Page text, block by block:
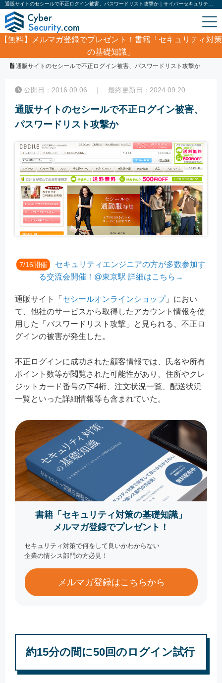
【無料】
メルマガ登録でプレゼント！書籍「セキュリティ対策
の基礎知識」
サイバーセキュリティ・情報漏洩ニュース
通販サイトのセシールで不正ログイン被害、パスワードリスト攻撃か
公開日：2016.09.06 ｜ 最終更新日：2024.09.20
通販サイトのセシールで不正ログイン被害、
パスワードリスト攻撃か
7/16開催
セキュリティエンジニアの方が多数参加す
る交流会開催！@東京駅 詳細はこちら→
通販サイト「 セシールオンラインショップ」におい
て、他社のサービスから取得したアカウント情報を使
用した「パスワードリスト攻撃」と見られる、不正ロ
グインの被害が発生した。
不正ログインに成功された顧客情報では、氏名や所有
ポイント数等が閲覧された可能性があり、住所やクレ
ジットカード番号の下4桁、注文状況一覧、配送状況
一覧といった詳細情報等も含まれていた。
書籍「セキュリティ対策の基礎知識」
メルマガ登録でプレゼント！
セキュリティ対策で何をして良いかわからない
企業の情シス部門の方必見！
メルマガ登録はこちらから
約15分の間に50回のログイン試行